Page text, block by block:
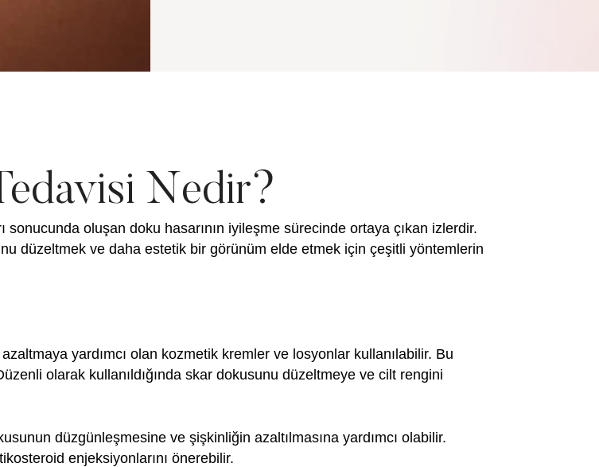
Nedir?
oluşan doku hasarının iyileşme sürecinde ortaya çıkan izlerdir.
düzeltmek ve daha estetik bir görünüm elde etmek için çeşitli yöntemlerin
yardımcı olan kozmetik kremler ve losyonlar kullanılabilir. Bu
olarak kullanıldığında skar dokusunu düzeltmeye ve cilt rengini
düzgünleşmesine ve şişkinliğin azaltılmasına yardımcı olabilir.
enjeksiyonlarını önerebilir.